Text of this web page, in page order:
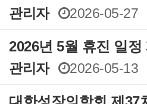
관리자
2026-05-27
2026년 5월 휴진 일정
관리자
2026-05-13